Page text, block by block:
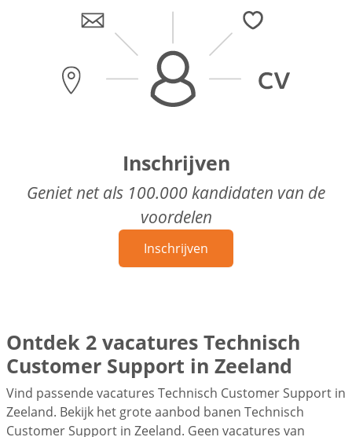
Inschrijven
Geniet net als 100.000 kandidaten van de
voordelen
Inschrijven
Ontdek 2 vacatures Technisch
Customer Support in Zeeland
Vind passende vacatures Technisch Customer Support in
Zeeland. Bekijk het grote aanbod banen Technisch
Customer Support in Zeeland. Geen vacatures van